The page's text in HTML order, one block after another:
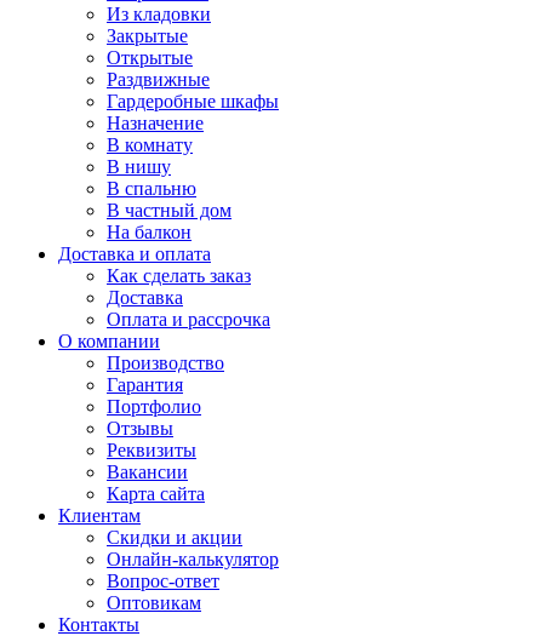
Из кладовки
Закрытые
Открытые
Раздвижные
Гардеробные шкафы
Назначение
В комнату
В нишу
В спальню
В частный дом
На балкон
Доставка и оплата
Как сделать заказ
Доставка
Оплата и рассрочка
О компании
Производство
Гарантия
Портфолио
Отзывы
Реквизиты
Вакансии
Карта сайта
Клиентам
Скидки и акции
Онлайн-калькулятор
Вопрос-ответ
Оптовикам
Контакты